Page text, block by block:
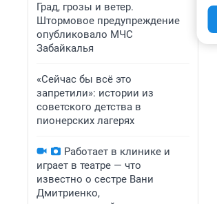
Град, грозы и ветер.
Штормовое предупреждение
опубликовало МЧС
Забайкалья
«Сейчас бы всё это
запретили»: истории из
советского детства в
пионерских лагерях
Работает в клинике и
играет в театре — что
известно о сестре Вани
Дмитриенко,